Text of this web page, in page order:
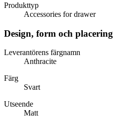
Produkttyp
Accessories for drawer
Design, form och placering
Leverantörens färgnamn
Anthracite
Färg
Svart
Utseende
Matt